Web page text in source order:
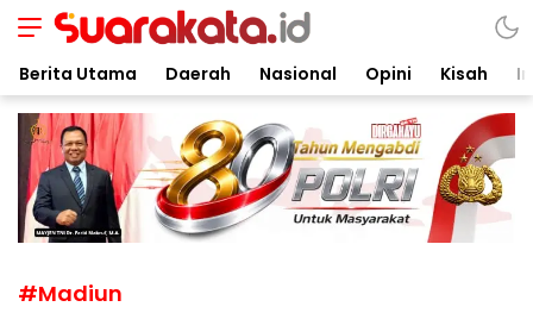
Suarakata.id
Kata Bicara Suara Bergerak
Berita Utama Daerah Nasional Opini Kisah
#Madiun